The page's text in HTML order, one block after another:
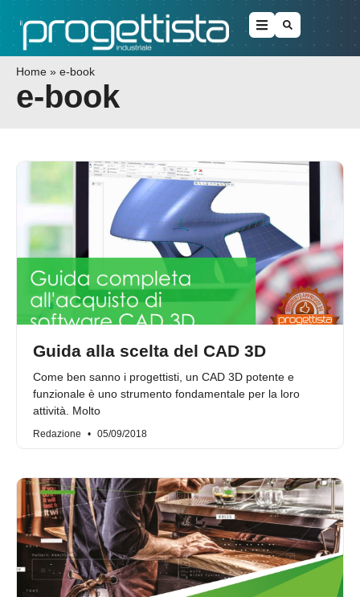
Home » e-book
e-book
Guida alla scelta del CAD 3D
Come ben sanno i progettisti, un CAD 3D potente e
funzionale è uno strumento fondamentale per la loro
attività. Molto
Redazione 05/09/2018